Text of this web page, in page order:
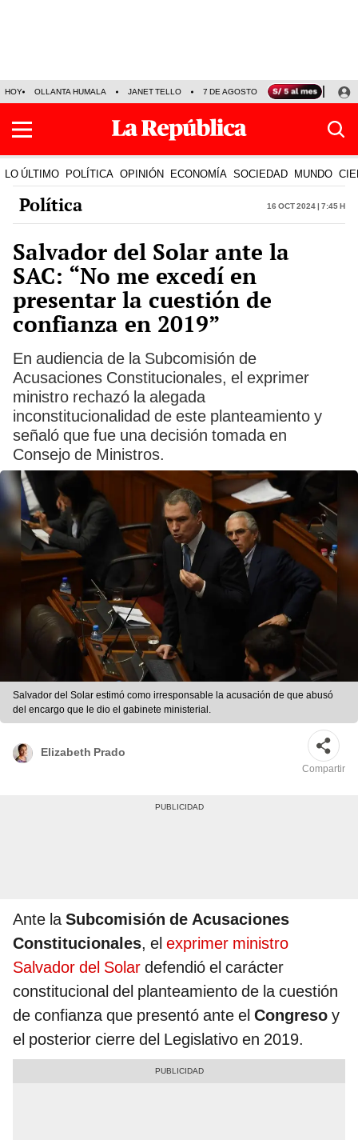
HOY OLLANTA HUMALA JANET TELLO 7 DE AGOSTO TINKA RESULTADOS
LO ÚLTIMO POLÍTICA OPINIÓN ECONOMÍA SOCIEDAD MUNDO
Política 16 Oct 2024 | 7:45 h
Salvador del Solar ante la
SAC: “No me excedí en
presentar la cuestión de
confianza en 2019”
En audiencia de la Subcomisión de
Acusaciones Constitucionales, el exprimer
ministro rechazó la alegada
inconstitucionalidad de este planteamiento y
señaló que fue una decisión tomada en
Consejo de Ministros.
Salvador del Solar estimó como irresponsable la acusación de que abusó
del encargo que le dio el gabinete ministerial.
Elizabeth Prado
Compartir
Ante laSubcomisión de Acusaciones
Constitucionales, el exprimer ministro
Salvador del Solar defendió el carácter
constitucional del planteamiento de la cuestión
de confianza que presentó ante el Congreso y
el posterior cierre del Legislativo en 2019.